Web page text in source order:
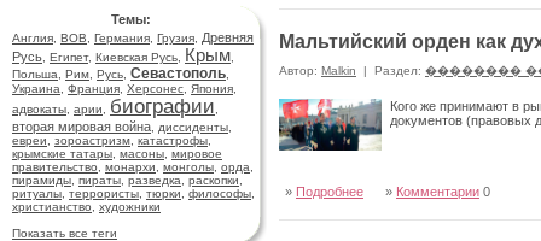
Темы:
Англия ВОВ Германия Грузия
Древняя
Русь Египет, Киевская Русь Крым
Польша
Рим Русь Севастополь
Украина
Франция Херсонес Япония
адвокаты арии биографии
вторая мировая война диссиденты
евреи
зороастризм катастрофы
крымские татары масоны мировое
правительство
монархи монголы орда
пирамиды пираты разведка раскопки
ритуалы террористы тюрки философы
христианство
художники
Показать все теги
Мальтийский орден как
Автор: Malkin | Раздел: ��������
Кого же принимают в
документов (правовых
» Подробнее » Комментарии 0